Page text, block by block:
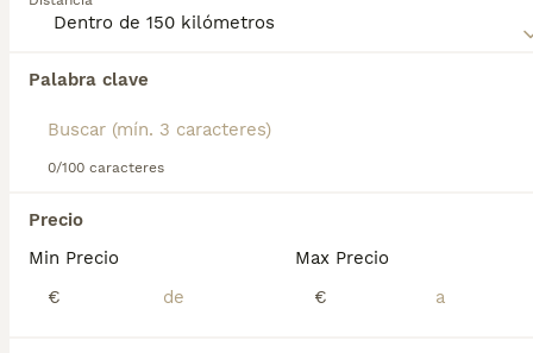
Palabra clave
0/100 caracteres
Precio
Min Precio
€
Max Precio
€
de perro.
Encontramos 0 Black and Tan Coonhound
Si deseas exactamente esta búsqueda guarda tu
búsqueda y espera el resultado perfecto:
Preguntas frecuentes